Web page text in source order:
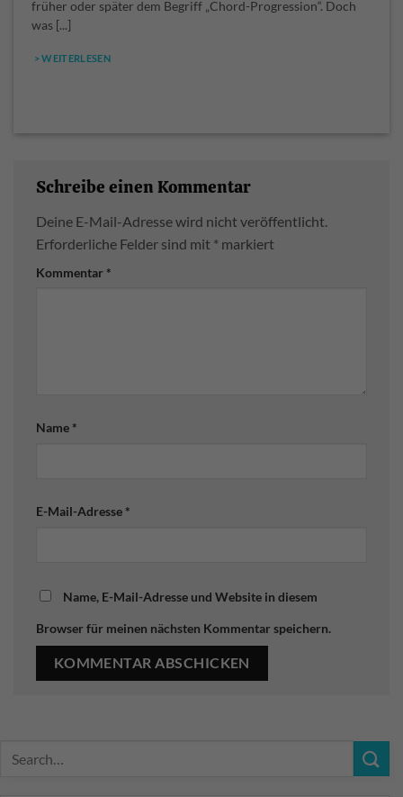
früher oder später dem Begriff „Chord-Progression“. Doch
was [...]
> WEITERLESEN
Schreibe einen Kommentar
Deine E-Mail-Adresse wird nicht veröffentlicht.
Erforderliche Felder sind mit * markiert
Kommentar *
Name *
E-Mail-Adresse *
Name, E-Mail-Adresse und Website in diesem
Browser für meinen nächsten Kommentar speichern.